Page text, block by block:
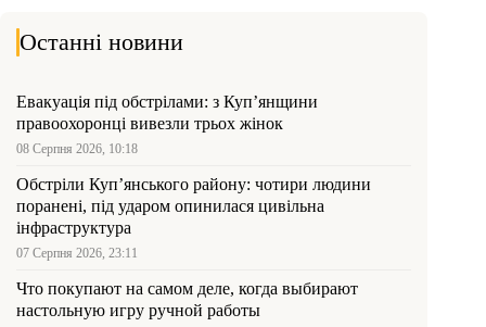
Останні новини
Евакуація під обстрілами: з Куп’янщини
правоохоронці вивезли трьох жінок
08 Серпня 2026, 10:18
Обстріли Куп’янського району: чотири людини
поранені, під ударом опинилася цивільна
інфраструктура
07 Серпня 2026, 23:11
Что покупают на самом деле, когда выбирают
настольную игру ручной работы